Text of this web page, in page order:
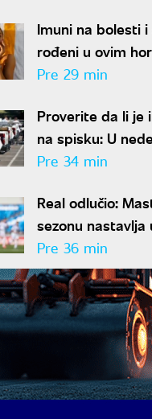
Imuni na bolesti
rođeni u ovim
znakovima imaju
potpuno izdvaja
Pre 29 min
Proverite da li je
na spisku: U
suzbijanja
Pre 34 min
Real odlučio:
sezonu nastavlja
Pre 36 min